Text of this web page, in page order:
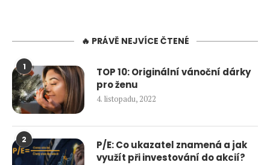
🔥 PRÁVĚ NEJVÍCE ČTENÉ
1
TOP 10: Originální vánoční dárky
pro ženu
4. listopadu, 2022
2
P/E: Co ukazatel znamená a jak
využít při investování do akcií?